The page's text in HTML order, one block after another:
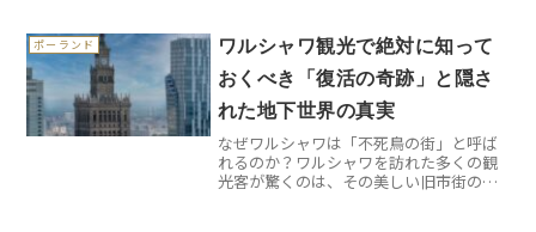
ポーランド
ワルシャワ観光で絶対に知って
おくべき「復活の奇跡」と隠さ
れた地下世界の真実
なぜワルシャワは「不死鳥の街」と呼ば
れるのか？ワルシャワを訪れた多くの観
光客が驚くのは、その美しい旧市街の光